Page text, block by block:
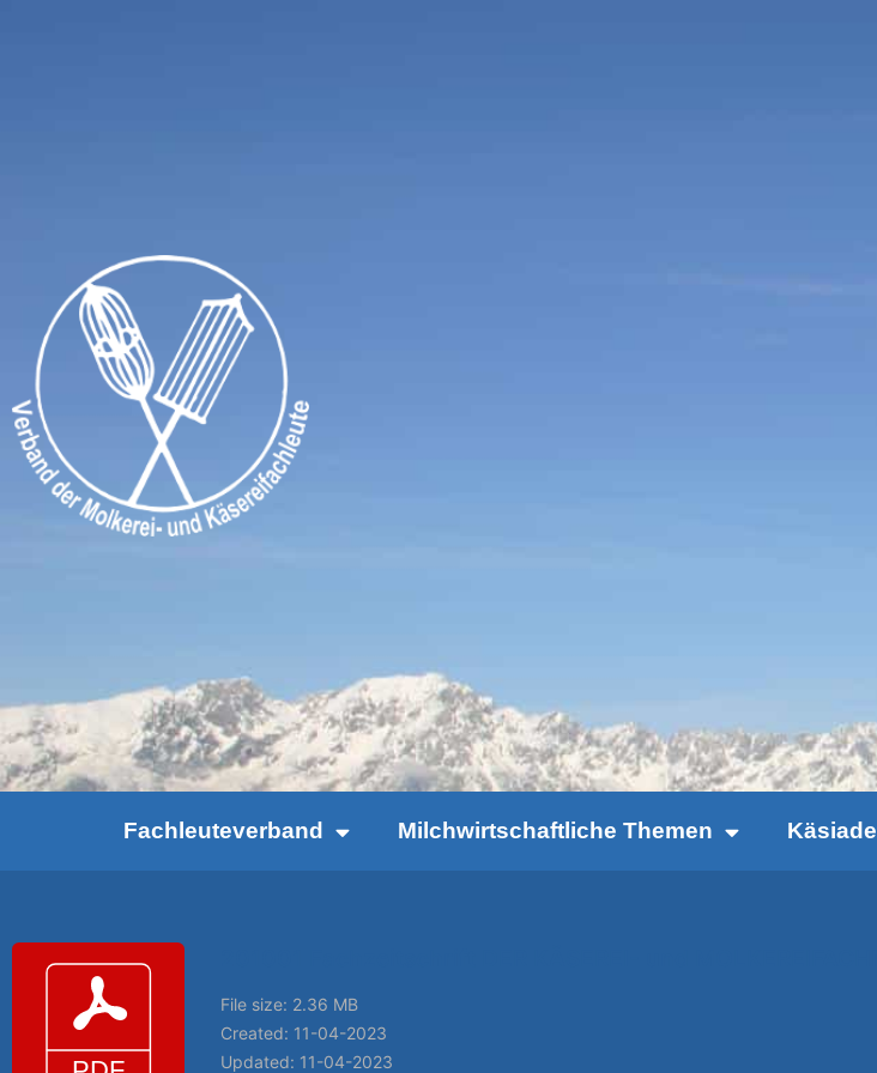
Fachleuteverband Milchwirtschaftliche Themen Käsiade
File size: 2.36 MB
Created: 11-04-2023
Updated: 11-04-2023